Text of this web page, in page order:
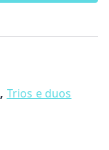
, Trios e duos